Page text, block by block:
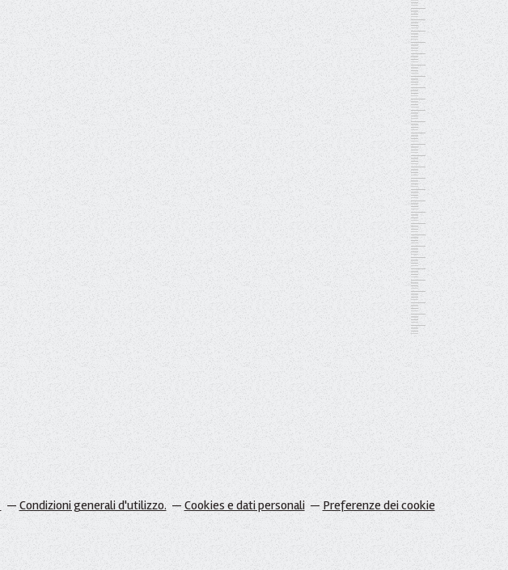
Condizioni generali d'utilizzo. Cookies e dati personali Preferenze dei cookie